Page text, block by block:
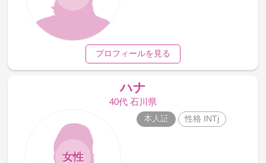
プロフィールを見る
ハナ
40代 石川県
女性
本人証 性格 INTj